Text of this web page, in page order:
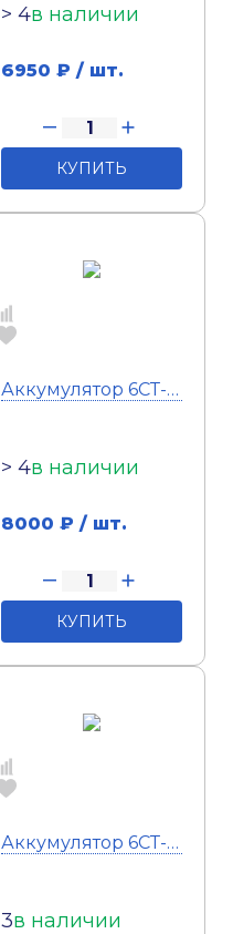
> 4в наличии
6950 ₽ / шт.
КУПИТЬ
Аккумулятор 6СТ-75 Тюмень Standard (п.п)
> 4в наличии
8000 ₽ / шт.
КУПИТЬ
Аккумулятор 6СТ-90 Тюмень Standart (п.п)
3в наличии